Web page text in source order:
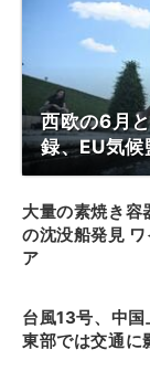
西欧の6月
録、EU気
大量の素焼き容
の沈没船発見
ア
台風13号、中
東部では交通に